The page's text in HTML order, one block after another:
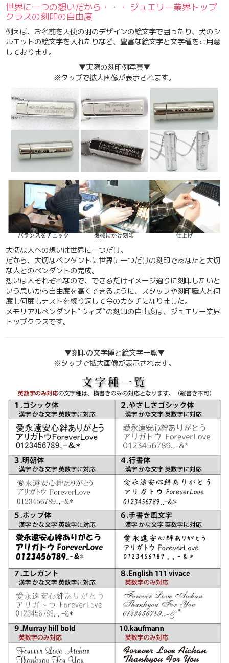
世界に一つの想いだから・・・ ジュエリー業界トップ
クラスの刻印の自由度
例えば、お名前を天使の羽のデザインの絵文字で囲ったり、犬のシ
ルエットの絵文字を入れたりなど、豊富な絵文字と文字種をご用意
しております。
▼実際の刻印例写真▼
※タップで拡大画像が表示されます。
大切な人への想いは世界に一つだけ。
だから、大切なペンダントに世界に一つだけの刻印であなたと大切
な人とのペンダントの完成。
想いは人それぞれなので、できるだけイメージ通りに刻印したいと
いう思いから自由度を高くできるように、スタッフや刻印職人と何
度も何度もテストを繰り返して今のカタチになりました。
メモリアルペンダント“ウィズ”の刻印の自由度は、ジュエリー業界
トップクラスです。
▼刻印の文字種と絵文字一覧▼
※タップで拡大画像が表示されます。